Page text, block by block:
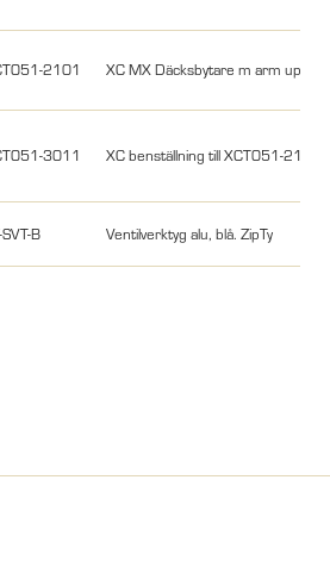
2101 XC MX Däcksbytare m arm upp
3011 XC benställning till XCT051-
SVT-B Ventilverktyg alu, blå. ZipTy